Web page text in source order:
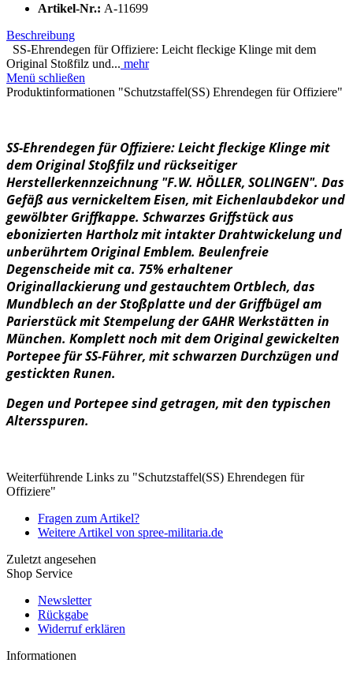
Artikel-Nr.: A-11699
Beschreibung
SS-Ehrendegen für Offiziere: Leicht fleckige Klinge mit dem
Original Stoßfilz und... mehr
Menü schließen
Produktinformationen "Schutzstaffel(SS) Ehrendegen für Offiziere"
SS-Ehrendegen für Offiziere: Leicht fleckige Klinge mit
dem Original Stoßfilz und rückseitiger
Herstellerkennzeichnung "F.W. HÖLLER, SOLINGEN". Das
Gefäß aus vernickeltem Eisen, mit Eichenlaubdekor und
gewölbter Griffkappe. Schwarzes Griffstück aus
ebonizierten Hartholz mit intakter Drahtwickelung und
unberührtem Original Emblem. Beulenfreie
Degenscheide mit ca. 75% erhaltener
Originallackierung und gestauchtem Ortblech, das
Mundblech an der Stoßplatte und der Griffbügel am
Parierstück mit Stempelung der GAHR Werkstätten in
München. Komplett noch mit dem Original gewickelten
Portepee für SS-Führer, mit schwarzen Durchzügen und
gestickten Runen.
Degen und Portepee sind getragen, mit den typischen
Altersspuren.
Weiterführende Links zu "Schutzstaffel(SS) Ehrendegen für
Offiziere"
Fragen zum Artikel?
Weitere Artikel von spree-militaria.de
Zuletzt angesehen
Shop Service
Newsletter
Rückgabe
Widerruf erklären
Informationen